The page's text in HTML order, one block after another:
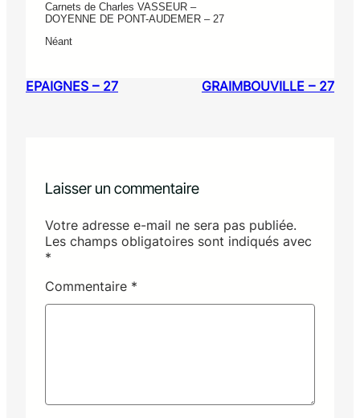
Carnets de Charles VASSEUR –
DOYENNE DE PONT-AUDEMER – 27
Néant
EPAIGNES – 27 GRAIMBOUVILLE – 27
Laisser un commentaire
Votre adresse e-mail ne sera pas publiée.
Les champs obligatoires sont indiqués avec
*
Commentaire *